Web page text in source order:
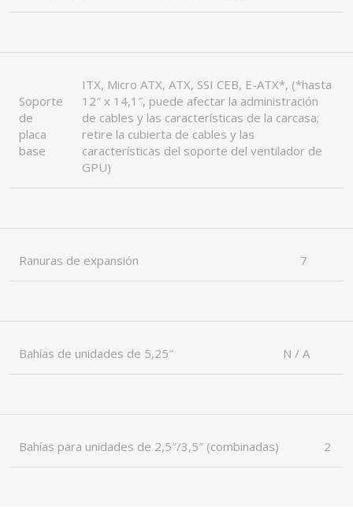
Soporte
de
placa
base
ITX, Micro ATX, ATX, SSI CEB, E-ATX*, (*hasta
12″ x 14,1″, puede afectar la administración
de cables y las características de la carcasa;
retire la cubierta de cables y las
características del soporte del ventilador de
GPU)
Ranuras de expansión 7
Bahías de unidades de 5,25″ N / A
Bahías para unidades de 2,5″/3,5″ (combinadas) 2